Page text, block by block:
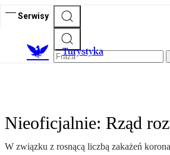
Serwisy
Turystyka
Nieoficjalnie: Rząd
W związku z rosnącą liczbą zakażeń